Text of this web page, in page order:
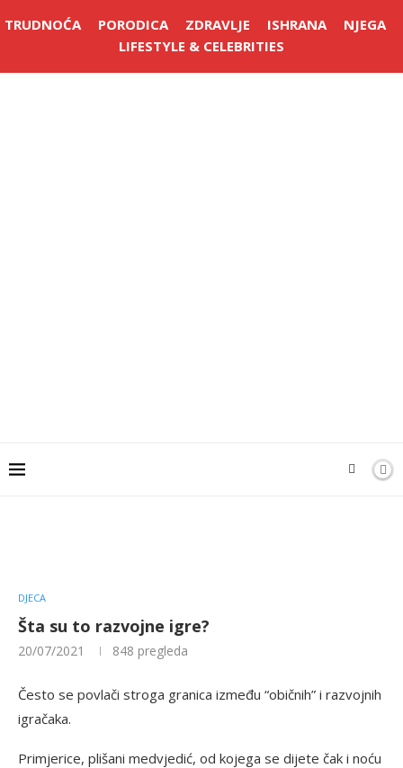
TRUDNOĆA PORODICA ZDRAVLJE ISHRANA
NJEGA
LIFESTYLE & CELEBRITIES
DJECA
Šta su to razvojne igre?
20/07/2021 848 pregleda
Često se povlači stroga granica između “običnih” i razvojnih
igračaka.
Primjerice, plišani medvjedić, od kojega se dijete čak i noću